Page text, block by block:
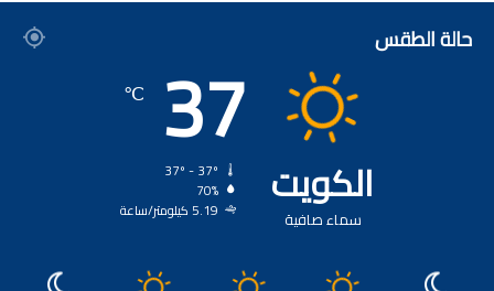
حالة الطقس
الكويت
سماء صافية
37
℃
70%
5.19 كيلومتر/ساعة